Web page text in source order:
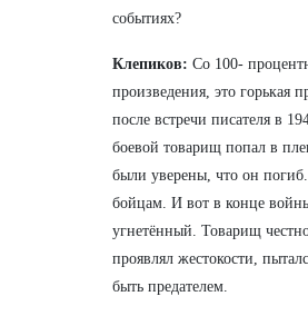
событиях?
Клепиков: Со 100-
произведения, это горькая
после встречи писателя в
боевой товарищ попал в
были уверены, что он
бойцам. И вот в конце
угнетённый. Товарищ
проявлял жестокости,
быть предателем.